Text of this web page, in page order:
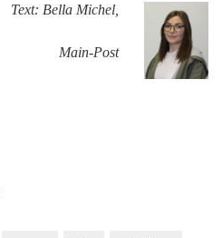
Text: Bella Michel,
Main-Post